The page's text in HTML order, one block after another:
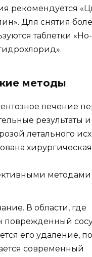
рекомендуется
Для снятия
таблетки
методы
лечение
результаты
летального
методами
В области, где
поврежденный
его удаление,
современный